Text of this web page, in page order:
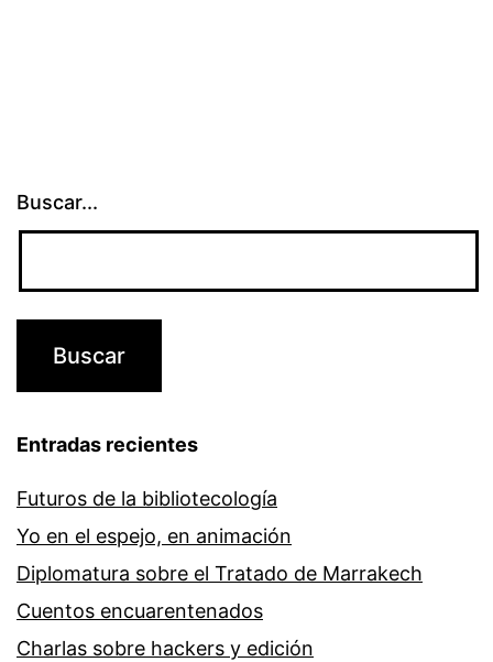
Buscar...
Entradas recientes
Futuros de la bibliotecología
Yo en el espejo, en animación
Diplomatura sobre el Tratado de Marrakech
Cuentos encuarentenados
Charlas sobre hackers y edición